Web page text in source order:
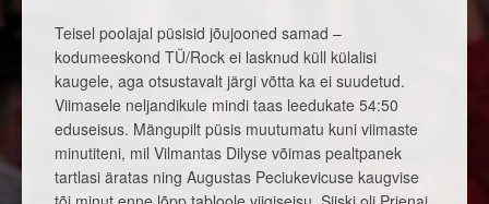
Teisel poolajal püsisid jõujooned samad –
kodumeeskond TÜ/Rock ei lasknud küll külalisi
kaugele, aga otsustavalt järgi võtta ka ei suudetud.
Viimasele neljandikule mindi taas leedukate 54:50
eduseisus. Mängupilt püsis muutumatu kuni viimaste
minutiteni, mil Vilmantas Dilyse võimas pealtpanek
tartlasi äratas ning Augustas Peciukevicuse kaugvise